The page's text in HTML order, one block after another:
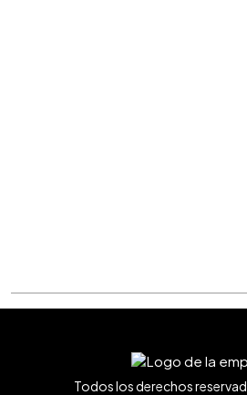
Todos los derechos